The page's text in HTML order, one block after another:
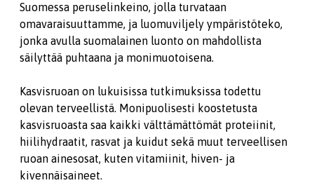
Suomessa peruselinkeino, jolla turvataan
omavaraisuuttamme, ja luomuviljely ympäristöteko,
jonka avulla suomalainen luonto on mahdollista
säilyttää puhtaana ja monimuotoisena.
Kasvisruoan on lukuisissa tutkimuksissa todettu
olevan terveellistä. Monipuolisesti koostetusta
kasvisruoasta saa kaikki välttämättömät proteiinit,
hiilihydraatit, rasvat ja kuidut sekä muut terveellisen
ruoan ainesosat, kuten vitamiinit, hiven- ja
kivennäisaineet.